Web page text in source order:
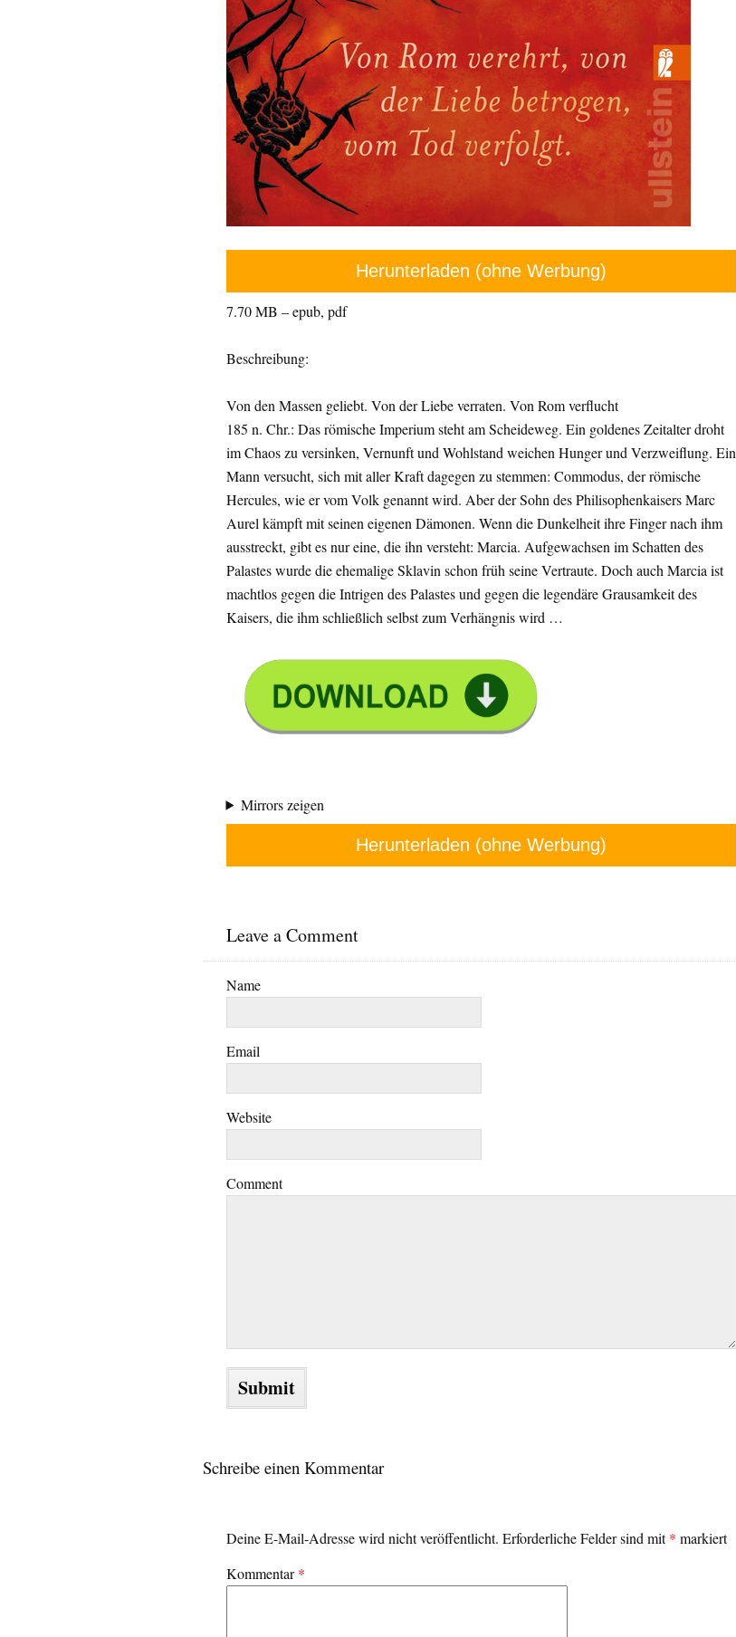
Herunterladen (ohne Werbung)
7.70 MB – epub, pdf
Beschreibung:
Von den Massen geliebt. Von der Liebe verraten. Von Rom verflucht
185 n. Chr.: Das römische Imperium steht am Scheideweg. Ein goldenes Zeitalter droht
im Chaos zu versinken, Vernunft und Wohlstand weichen Hunger und Verzweiflung. Ein
Mann versucht, sich mit aller Kraft dagegen zu stemmen: Commodus, der römische
Hercules, wie er vom Volk genannt wird. Aber der Sohn des Philisophenkaisers Marc
Aurel kämpft mit seinen eigenen Dämonen. Wenn die Dunkelheit ihre Finger nach ihm
ausstreckt, gibt es nur eine, die ihn versteht: Marcia. Aufgewachsen im Schatten des
Palastes wurde die ehemalige Sklavin schon früh seine Vertraute. Doch auch Marcia ist
machtlos gegen die Intrigen des Palastes und gegen die legendäre Grausamkeit des
Kaisers, die ihm schließlich selbst zum Verhängnis wird …
Mirrors zeigen
Herunterladen (ohne Werbung)
Leave a Comment
Name
Email
Website
Comment
Schreibe einen Kommentar
Deine E-Mail-Adresse wird nicht veröffentlicht. Erforderliche Felder sind mit* markiert
Kommentar*